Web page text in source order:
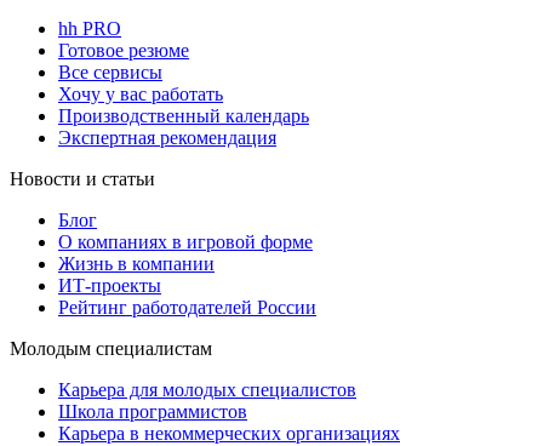
hh PRO
Готовое резюме
Все сервисы
Хочу у вас работать
Производственный календарь
Экспертная рекомендация
Новости и статьи
Блог
О компаниях в игровой форме
Жизнь в компании
ИТ-проекты
Рейтинг работодателей России
Молодым специалистам
Карьера для молодых специалистов
Школа программистов
Карьера в некоммерческих организациях